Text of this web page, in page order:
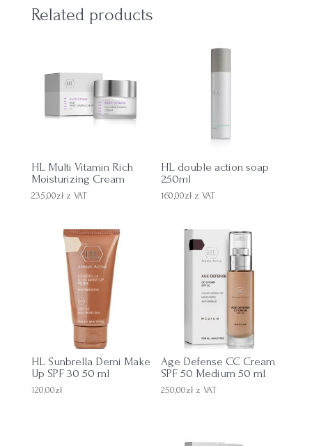
Related products
HL Multi Vitamin Rich
Moisturizing Cream
235,00zł z VAT
HL double action soap
250ml
160,00zł z VAT
HL Sunbrella Demi Make
Up SPF 30 50 ml
120,00zł
Age Defense CC Cream
SPF 50 Medium 50 ml
250,00zł z VAT